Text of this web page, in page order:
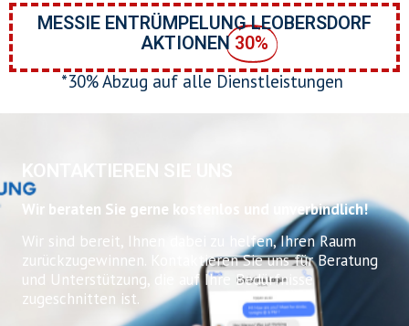
MESSIE ENTRÜMPELUNG LEOBERSDORF
AKTIONEN30%
*30% Abzug auf alle Dienstleistungen
KONTAKTIEREN SIE UNS
Wir beraten Sie gerne kostenlos und unverbindlich!
Wir sind bereit, Ihnen dabei zu helfen, Ihren Raum
zurückzugewinnen. Kontaktieren Sie uns für Beratung
und Unterstützung, die auf Ihre Bedürfnisse
zugeschnitten ist.